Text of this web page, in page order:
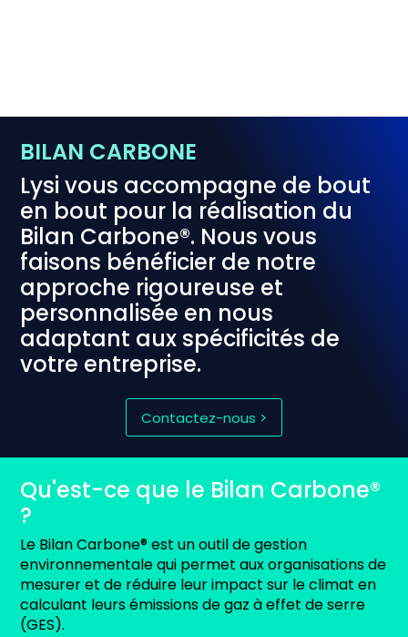
BILAN CARBONE
Lysi vous accompagne de bout
en bout pour la réalisation du
Bilan Carbone®. Nous vous
faisons bénéficier de notre
approche rigoureuse et
personnalisée en nous
adaptant aux spécificités de
votre entreprise.
Contactez-nous >
Qu'est-ce que le Bilan Carbone®
?
Le Bilan Carbone® est un outil de gestion
environnementale qui permet aux organisations de
mesurer et de réduire leur impact sur le climat en
calculant leurs émissions de gaz à effet de serre
(GES).